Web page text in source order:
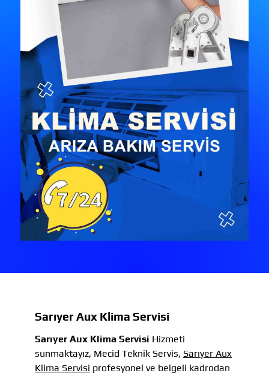
Sarıyer Aux Klima Servisi
Sarıyer Aux Klima Servisi Hizmeti
sunmaktayız, Mecid Teknik Servis, Sarıyer Aux
Klima Servisi profesyonel ve belgeli kadrodan